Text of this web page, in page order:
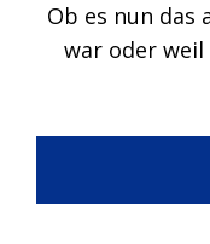
Ob es nun das
war oder